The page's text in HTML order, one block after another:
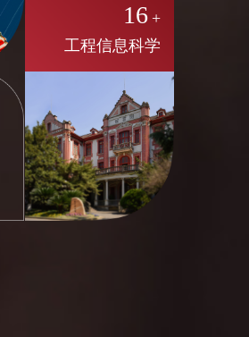
16 +
工程信息科学